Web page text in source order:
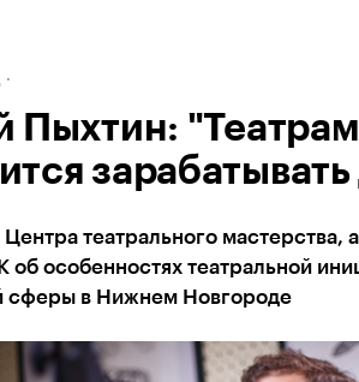
Пыхтин:
Центра театрального мастерства,
об особенностях театральной
сферы в Нижнем Новгороде